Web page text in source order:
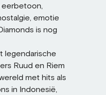
eerbetoon,
emotie
is nog
legendarische
Ruud en Riem
met hits als
in Indonesië,